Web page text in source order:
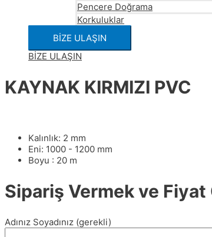
Pencere Doğrama
Korkuluklar
BİZE ULAŞIN
BİZE ULAŞIN
KAYNAK KIRMIZI PVC
Kalınlık: 2 mm
Eni: 1000 - 1200 mm
Boyu : 20 m
Sipariş Vermek ve
Adınız Soyadınız (gerekli)